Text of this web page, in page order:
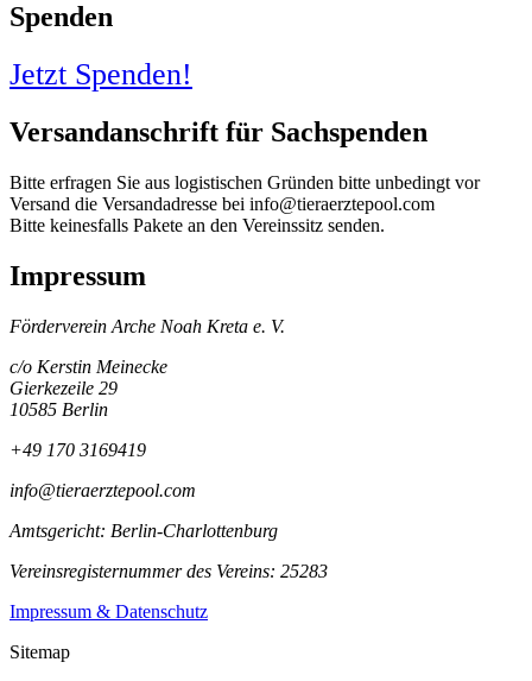
Spenden
Jetzt Spenden!
Versandanschrift für Sachspenden
Bitte erfragen Sie aus logistischen Gründen bitte unbedingt vor
Versand die Versandadresse bei info@tieraerztepool.com
Bitte keinesfalls Pakete an den Vereinssitz senden.
Impressum
Förderverein Arche Noah Kreta e. V.
c/o Kerstin Meinecke
Gierkezeile 29
10585 Berlin
+49 170 3169419
info@tieraerztepool.com
Amtsgericht: Berlin-Charlottenburg
Vereinsregisternummer des Vereins: 25283
Impressum & Datenschutz
Sitemap